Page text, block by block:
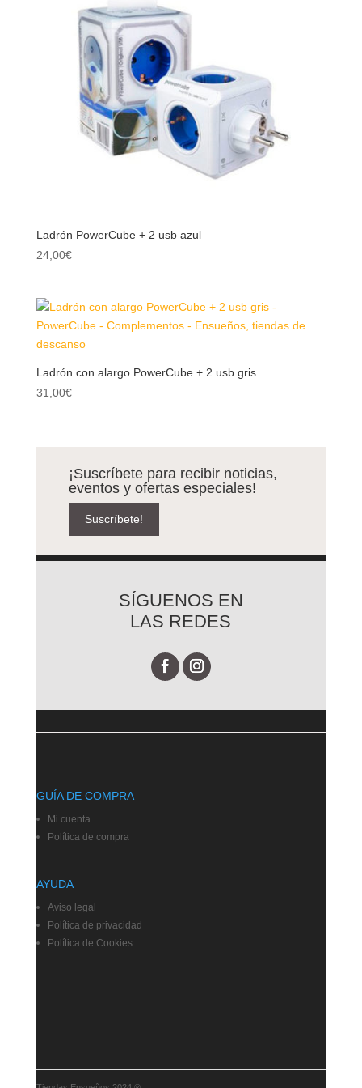
Ladrón PowerCube + 2 usb azul
24,00€
Ladrón con alargo PowerCube + 2 usb gris
31,00€
¡Suscríbete para recibir noticias,
eventos y ofertas especiales!
Suscríbete!
SÍGUENOS EN
LAS REDES
GUÍA DE COMPRA
Mi cuenta
Política de compra
AYUDA
Aviso legal
Política de privacidad
Política de Cookies